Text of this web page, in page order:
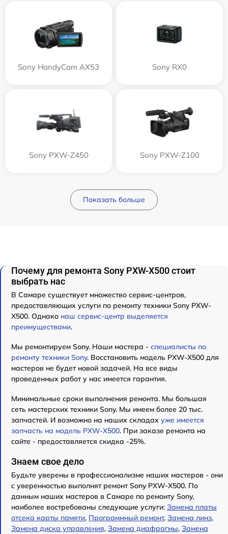
Sony HandyCam AX53 Sony RX0
Sony PXW-Z450 Sony PXW-Z100
Показать больше
Почему для ремонта Sony PXW-X500 стоит
выбрать нас
В Самаре существует множество сервис-центров,
предоставляющих услуги по ремонту техники Sony PXW-
X500. Однако наш сервис-центр выделяется
преимуществами.
Мы ремонтируем Sony. Наши мастера - специалисты по
ремонту техники Sony. Восстановить модель PXW-X500 для
мастеров не будет новой задачей. На все виды
проведенных работ у нас имеется гарантия.
Минимальные сроки выполнения ремонта. Мы большая
сеть мастерских техники Sony. Мы имеем более 20 тыс.
запчастей. И возможно на наших складах уже имеется
запчасть на модель PXW-X500. При заказе ремонта на
сайте - предоставляется скидка -25%.
Знаем свое дело
Будьте уверены в профессионализме наших мастеров - они
с уверенностью выполнят ремонт Sony PXW-X500. По
данным наших мастеров в Самаре по ремонту Sony,
наиболее востребованы следующие услуги: Замена платы
отсека карты памяти, Программный ремонт, Замена линз,
Замена диска управления, Замена диафрагмы, Замена